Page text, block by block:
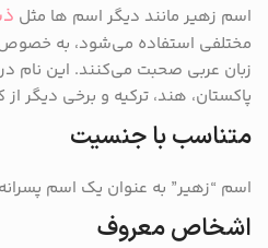
اسم زهیر مانند دیگر اسم ها مثل
مختلفی استفاده می‌شود، به
زبان عربی صحبت می‌کنند. این نام
پاکستان، هند، ترکیه و برخی دیگر
متناسب با جنسیت
اسم “زهیر” به عنوان یک اسم
اشخاص معروف